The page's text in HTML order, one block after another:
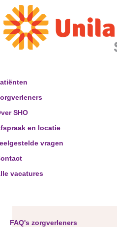
SHO
en locatie
vragen
vacatures
FAQ's zorgverleners